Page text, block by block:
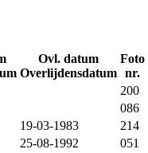
Ovl. datum
Overlijdensdatum
Foto
nr.
200
086
19-03-1983
214
25-08-1992
051